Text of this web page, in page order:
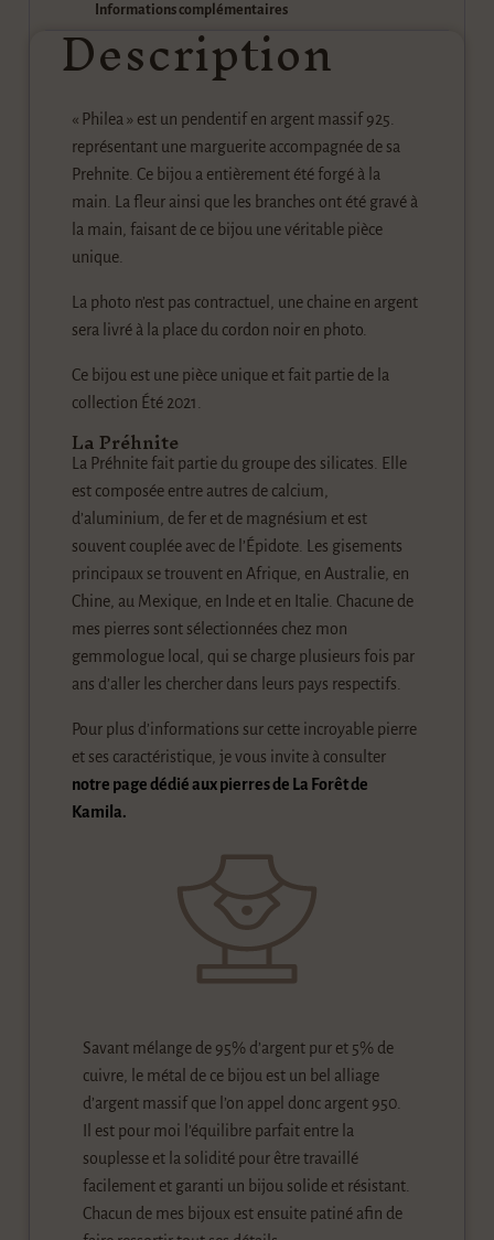
Informations complémentaires
Description
« Philea » est un pendentif en argent massif 925.
représentant une marguerite accompagnée de sa
Prehnite. Ce bijou a entièrement été forgé à la
main. La fleur ainsi que les branches ont été gravé à
la main, faisant de ce bijou une véritable pièce
unique.
La photo n’est pas contractuel, une chaine en argent
sera livré à la place du cordon noir en photo.
Ce bijou est une pièce unique et fait partie de la
collection Été 2021.
La Préhnite
La Préhnite fait partie du groupe des silicates. Elle
est composée entre autres de calcium,
d’aluminium, de fer et de magnésium et est
souvent couplée avec de l’Épidote. Les gisements
principaux se trouvent en Afrique, en Australie, en
Chine, au Mexique, en Inde et en Italie. Chacune de
mes pierres sont sélectionnées chez mon
gemmologue local, qui se charge plusieurs fois par
ans d’aller les chercher dans leurs pays respectifs.
Pour plus d’informations sur cette incroyable pierre
et ses caractéristique, je vous invite à consulter
notre page dédié aux pierres de La Forêt de
Kamila.
Savant mélange de 95% d’argent pur et 5% de
cuivre, le métal de ce bijou est un bel alliage
d’argent massif que l’on appel donc argent 950.
Il est pour moi l’équilibre parfait entre la
souplesse et la solidité pour être travaillé
facilement et garanti un bijou solide et résistant.
Chacun de mes bijoux est ensuite patiné afin de